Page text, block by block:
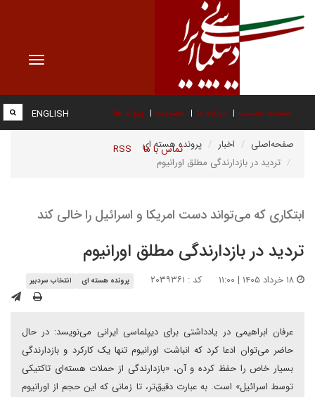
Toggle
صفحه نخست درباره ما عضویت پیوند ها
تماس با ما RSS
ENGLISH
صفحه‌اصلی اخبار
پرونده هسته ای
تردید در بازدارندگی مطلق اورانیوم
ابتکاری که می‌تواند دست امریکا و اسرائیل را خالی کند
تردید در بازدارندگی مطلق اورانیوم
کد : ۲۰۳۹۳۶۱ پرونده هسته ای انتخاب سردبیر
عرفان ابراهیمی در یادداشتی برای دیپلماسی ایرانی می‌نویسد: در حال
حاضر می‌توان ادعا کرد که انباشت اورانیوم تنها یک کارکرد و بازدارندگی
بسیار خاص را حفظ کرده و آن، «بازدارندگی از حملات هسته‌ای تاکتیکی
توسط اسرائیل» است. به عبارت دقیق‌تر، تا زمانی که این حجم از اورانیوم